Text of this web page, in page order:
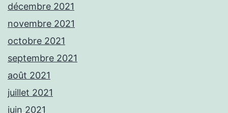
décembre 2021
novembre 2021
octobre 2021
septembre 2021
août 2021
juillet 2021
juin 2021